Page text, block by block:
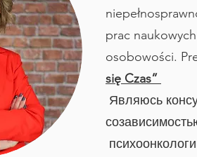
prac
osobowości.
się Czas”
Являюсь